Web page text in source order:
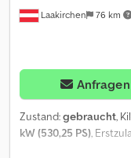
gebr.Nutzfahrzeugen
Sattelaufliegern von
Finanzierung durch
möglich Bundesweite
Laakirchen 76 km
Anfragen
Zustand:gebraucht,
kW (530,25 PS),